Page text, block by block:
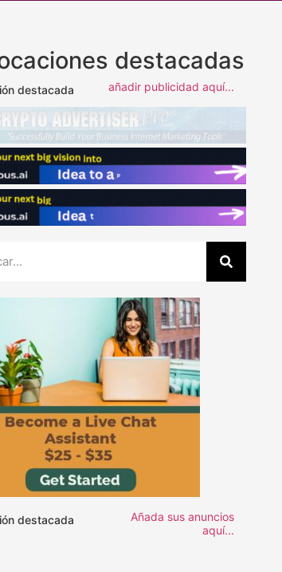
destacadas
destacada añadir publicidad aquí...
destacada
Añada sus anuncios
aquí...